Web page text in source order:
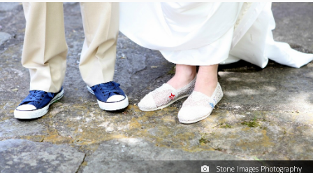
Stone Images Photography